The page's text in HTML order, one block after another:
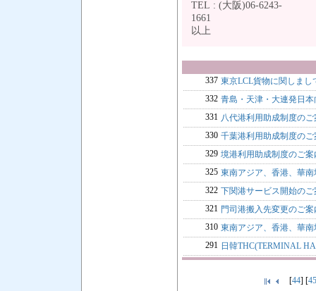
TEL : (大阪)06-6243-
以上
337 東京LCL貨物に関しまし
332 青島・天津・大連発日
331 八代港利用助成制度のご
330 千葉港利用助成制度のご
329 境港利用助成制度のご案
325 東南アジア、香港、華
322 下関港サービス開始のご
321 門司港搬入先変更のご案
310 東南アジア、香港、華
291 日韓THC(TERMINAL
[44] [45